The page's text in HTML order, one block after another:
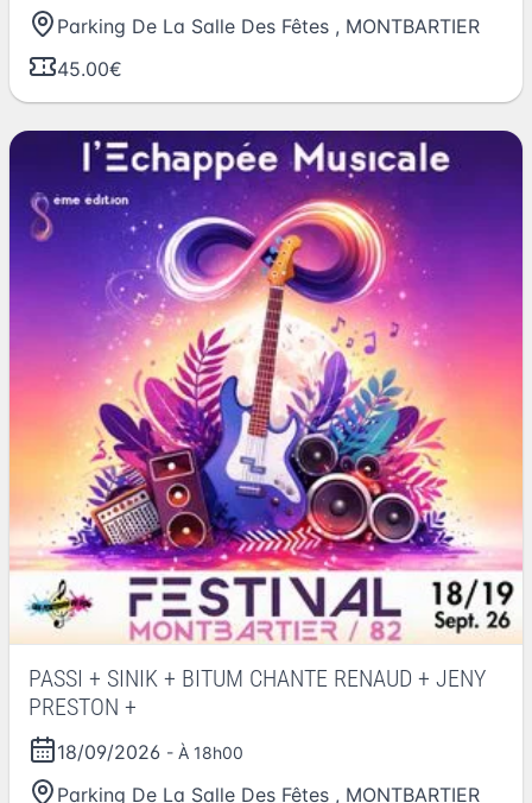
Parking De La Salle Des Fêtes , MONTBARTIER
45.00€
PASSI + SINIK + BITUM CHANTE RENAUD + JENY
PRESTON +
18/09/2026 - À 18h00
Parking De La Salle Des Fêtes , MONTBARTIER